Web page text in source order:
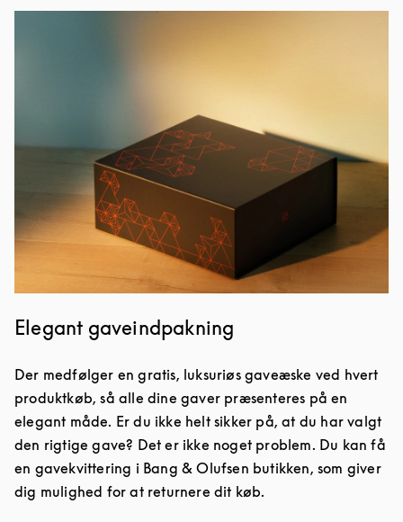
Elegant gaveindpakning
Der medfølger en gratis, luksuriøs gaveæske ved hvert
produktkøb, så alle dine gaver præsenteres på en
elegant måde. Er du ikke helt sikker på, at du har valgt
den rigtige gave? Det er ikke noget problem. Du kan få
en gavekvittering i Bang & Olufsen butikken, som giver
dig mulighed for at returnere dit køb.